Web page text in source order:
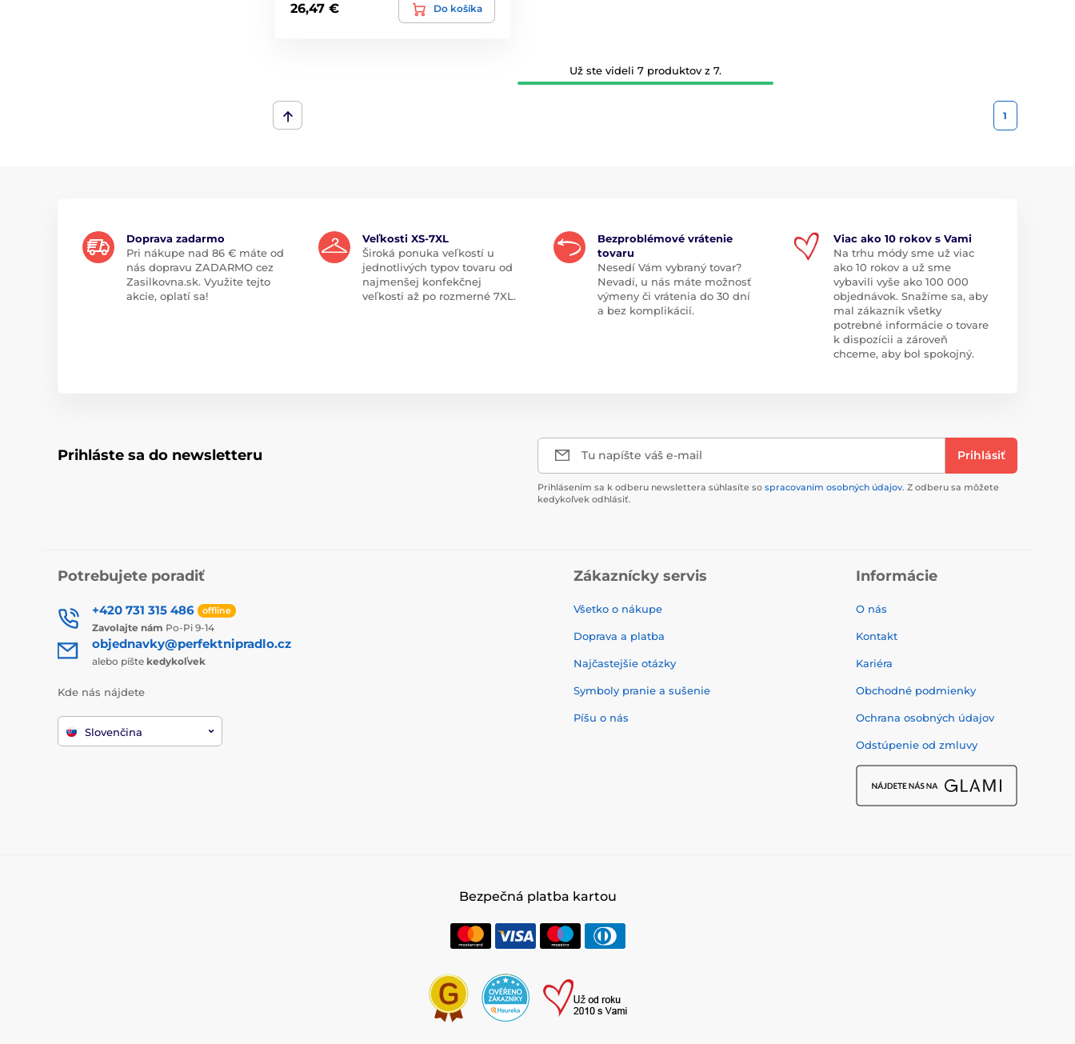
26,47 € Do košíka
Už ste videli 7 produktov z 7.
1
Doprava zadarmo
Pri nákupe nad 86 € máte od
nás dopravu ZADARMO cez
Zasilkovna.sk. Využite tejto
akcie, oplatí sa!
Veľkosti XS-7XL
Široká ponuka veľkostí u
jednotlivých typov tovaru od
najmenšej konfekčnej
veľkosti až po rozmerné 7XL.
Bezproblémové vrátenie
tovaru
Nesedí Vám vybraný tovar?
Nevadí, u nás máte možnosť
výmeny či vrátenia do 30 dní
a bez komplikácií.
Viac ako 10 rokov s Vami
Na trhu módy sme už viac
ako 10 rokov a už sme
vybavili vyše ako 100 000
objednávok. Snažíme sa, aby
mal zákazník všetky
potrebné informácie o tovare
k dispozícii a zároveň
chceme, aby bol spokojný.
Prihláste sa do newsletteru Tu napíšte váš e-mail Prihlásiť
Prihlásením sa k odberu newslettera súhlasíte so spracovaním osobných údajov. Z odberu sa môžete
kedykoľvek odhlásiť.
Potrebujete poradiť
+420 731 315 486 offline
Zavolajte nám Po-Pi 9-14
objednavky@perfektnipradlo.cz
alebo píšte kedykoľvek
Kde nás nájdete
Slovenčina
Zákaznícky servis
Všetko o nákupe
Doprava a platba
Najčastejšie otázky
Symboly pranie a sušenie
Píšu o nás
Informácie
O nás
Kontakt
Kariéra
Obchodné podmienky
Ochrana osobných údajov
Odstúpenie od zmluvy
Bezpečná platba kartou